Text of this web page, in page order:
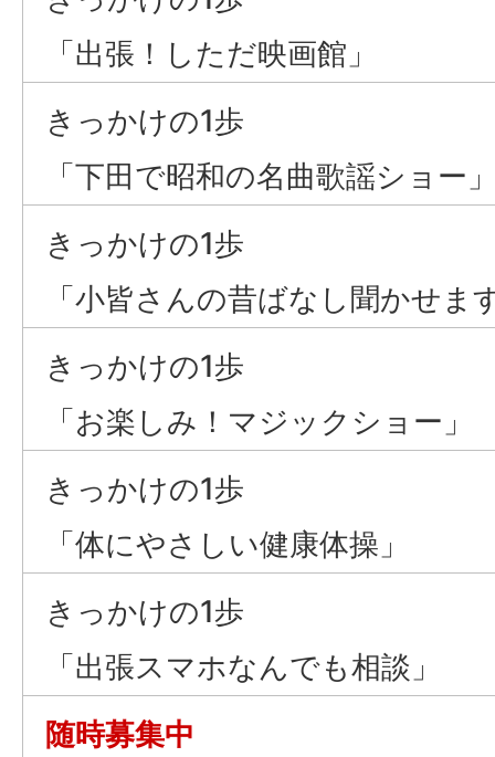
「出張！しただ映画館」
きっかけの1歩
「下田で昭和の名曲歌謡ショー
きっかけの1歩
「小皆さんの昔ばなし聞かせま
きっかけの1歩
「お楽しみ！マジックショー」
きっかけの1歩
「体にやさしい健康体操」
きっかけの1歩
「出張スマホなんでも相談」
随時募集中